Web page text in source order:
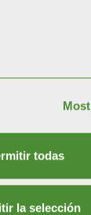
todas
la selección
de la información